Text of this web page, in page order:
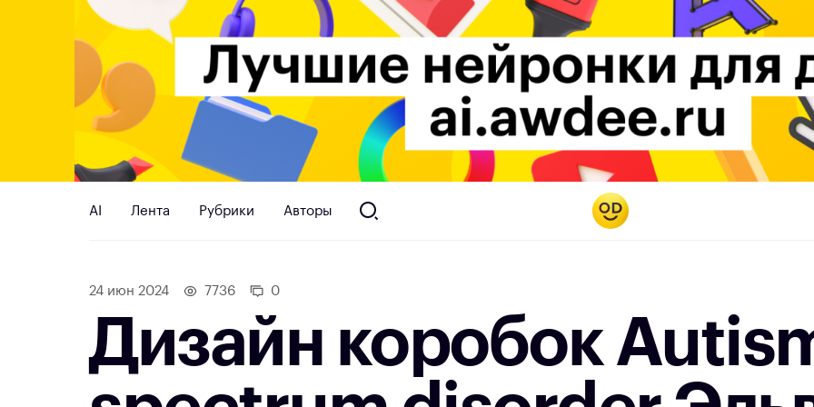
AI Лента Рубрики Авторы
24 июн 2024 7736 0
Дизайн коробок